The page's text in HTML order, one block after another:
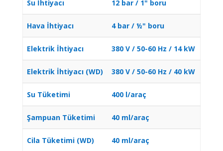
Su İhtiyacı 12 bar / 1" boru
Hava İhtiyacı 4 bar / ½" boru
Elektrik İhtiyacı 380 V / 50-60 Hz / 14 kW
Elektrik İhtiyacı (WD) 380 V / 50-60 Hz / 40 kW
Su Tüketimi 400 l/araç
Şampuan Tüketimi 40 ml/araç
Cila Tüketimi (WD) 40 ml/araç